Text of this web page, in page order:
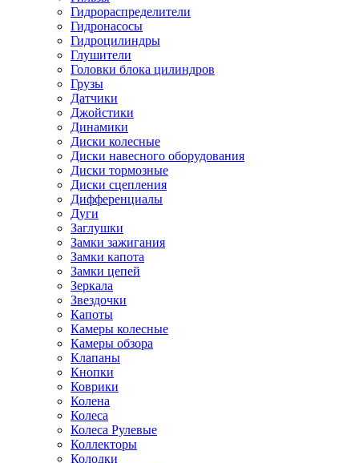
Гидрораспределители
Гидронасосы
Гидроцилиндры
Глушители
Головки блока цилиндров
Грузы
Датчики
Джойстики
Динамики
Диски колесные
Диски навесного оборудования
Диски тормозные
Диски сцепления
Дифференциалы
Дуги
Заглушки
Замки зажигания
Замки капота
Замки цепей
Зеркала
Звездочки
Капоты
Камеры колесные
Камеры обзора
Клапаны
Кнопки
Коврики
Колена
Колеса
Колеса Рулевые
Коллекторы
Колодки